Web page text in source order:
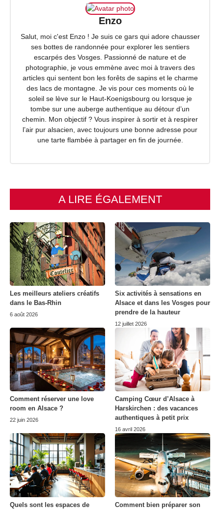
Enzo
Salut, moi c'est Enzo ! Je suis ce gars qui adore chausser
ses bottes de randonnée pour explorer les sentiers
escarpés des Vosges. Passionné de nature et de
photographie, je vous emmène avec moi à travers des
articles qui sentent bon les forêts de sapins et le charme
des lacs de montagne. Je vis pour ces moments où le
soleil se lève sur le Haut-Koenigsbourg ou lorsque je
tombe sur une auberge authentique au détour d’un
chemin. Mon objectif ? Vous inspirer à sortir et à respirer
l’air pur alsacien, avec toujours une bonne adresse pour
une tarte flambée à partager en fin de journée.
A LIRE ÉGALEMENT
Les meilleurs ateliers créatifs
dans le Bas-Rhin
6 août 2026
Six activités à sensations en
Alsace et dans les Vosges pour
prendre de la hauteur
12 juillet 2026
Comment réserver une love
room en Alsace ?
22 juin 2026
Camping Cœur d’Alsace à
Harskirchen : des vacances
authentiques à petit prix
16 avril 2026
Quels sont les espaces de
Comment bien préparer son